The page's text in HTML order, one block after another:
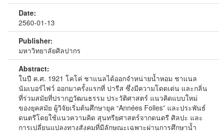
Date:
2560-01-13
Publisher:
มหาวิทยาลัยศิลปากร
Abstract:
ในปี ค.ศ. 1921 โคโค่ ชาแนลได้ออกจำหน่ายน้ำหอม ชาแนล
นัมเบอร์ไฟว์ ออกมาครั้งแรกที่ ปารีส ซึ่งมีความโดดเด่น และกลิ่น
ที่ร่วมสมัยที่ปรากฏวัฒนธรรม ประวัติศาสตร์ แนวคิดแบบใหม่
ของยุคสมัย ผู้วิจัยเริ่มต้นศึกษายุค “Années Folles” และประพันธ์
ดนตรีโดยใช้แนวความคิด สุนทรียศาสตร์จากดนตรี ศิลปะ และ
การเปลี่ยนแปลงทางสังคมที่มีลักษณะเฉพาะผ่านการศึกษาน้ำ